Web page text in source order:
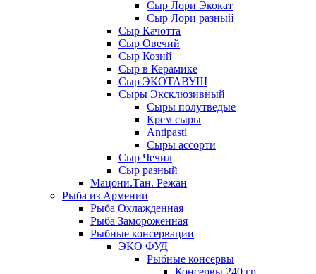
Сыр Лори Экокат
Сыр Лори разный
Сыр Качотта
Сыр Овечий
Сыр Козий
Сыр в Керамике
Сыр ЭКОТАВУШ
Сыры Эксклюзивный
Сыры полутведые
Крем сыры
Antipasti
Сыры ассорти
Сыр Чечил
Сыр разный
Мацони.Тан. Режан
Рыба из Армении
Рыба Охлажденная
Рыба Замороженная
Рыбные консервации
ЭКО ФУД
Рыбные консервы
Консервы 240 гр.